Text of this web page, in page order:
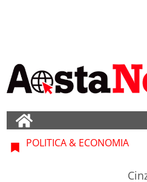
POLITICA & ECONOMIA